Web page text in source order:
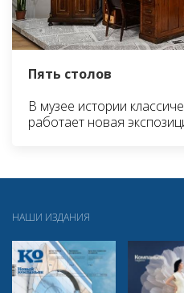
Пять столов
В музее истории
работает новая
НАШИ ИЗДАНИЯ